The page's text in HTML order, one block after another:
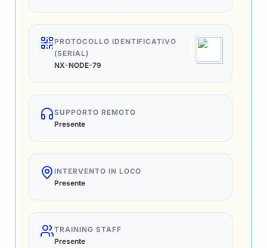
PROTOCOLLO IDENTIFICATIVO
(SERIAL)
NX-NODE-79
SUPPORTO REMOTO
Presente
INTERVENTO IN LOCO
Presente
TRAINING STAFF
Presente